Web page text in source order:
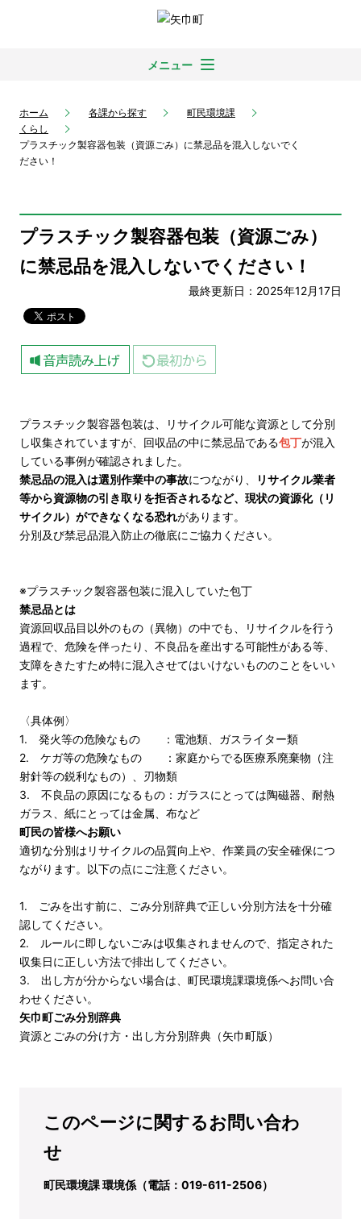
メニュー
ホーム 各課から探す
町民環境課
くらし
プラスチック製容器包装（資源ごみ）に禁忌品を混入しないでく
ださい！
プラスチック製容器包装（資源ごみ）
に禁忌品を混入しないでください！
最終更新日：2025年12月17日
プラスチック製容器包装は、リサイクル可能な資源として分別
し収集されていますが、回収品の中に禁忌品である包丁が混入
している事例が確認されました。
禁忌品の混入は選別作業中の事故につながり、
リサイクル業者
等から資源物の引き取りを拒否されるなど、現状の資源化（リ
サイクル）ができなくなる恐れがあります。
分別及び禁忌品混入防止の徹底にご協力ください。
※プラスチック製容器包装に混入していた包丁
禁忌品とは
資源回収品目以外のもの（異物）の中でも、リサイクルを行う
過程で、危険を伴ったり、不良品を産出する可能性がある等、
支障をきたすため特に混入させてはいけないもののことをいい
ます。
〈具体例〉
1. 発火等の危険なもの ：電池類、ガスライター類
2. ケガ等の危険なもの ：家庭からでる医療系廃棄物（注
射針等の鋭利なもの）、刃物類
3. 不良品の原因になるもの：ガラスにとっては陶磁器、耐熱
ガラス、紙にとっては金属、布など
町民の皆様へお願い
適切な分別はリサイクルの品質向上や、作業員の安全確保につ
ながります。以下の点にご注意ください。
1. ごみを出す前に、ごみ分別辞典で正しい分別方法を十分確
認してください。
2. ルールに即しないごみは収集されませんので、指定された
収集日に正しい方法で排出してください。
3. 出し方が分からない場合は、町民環境課環境係へお問い合
わせください。
矢巾町ごみ分別辞典
資源とごみの分け方・出し方分別辞典（矢巾町版）
このページに関するお問い合わ
せ
町民環境課 環境係（電話：019-611-2506）